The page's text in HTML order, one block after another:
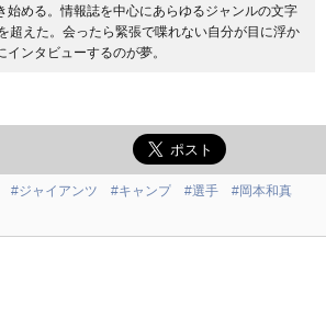
始める。情報誌を中心にあらゆるジャンルの文字
超えた。会ったら緊張で喋れない自分が目に浮か
インタビューするのが夢。
#ジャイアンツ #キャンプ #選手
#岡本和真